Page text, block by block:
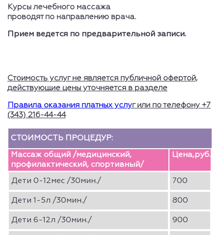
Курсы лечебного массажа
проводят по направлению врача.
Прием ведется по предварительной записи.
Стоимость услуг не является публичной офертой,
действующие цены уточняется в разделе
Правила оказания платных услуг или по телефону +7
(343) 216-44-44
СТОИМОСТЬ ПРОЦЕДУР:
Массаж общий /медицинский,
профилактический, спортивный/
Цена,руб.
Дети 0-12мес /30мин./ 700
Дети 1-5л /30мин./ 800
Дети 6-12л /30мин./ 900